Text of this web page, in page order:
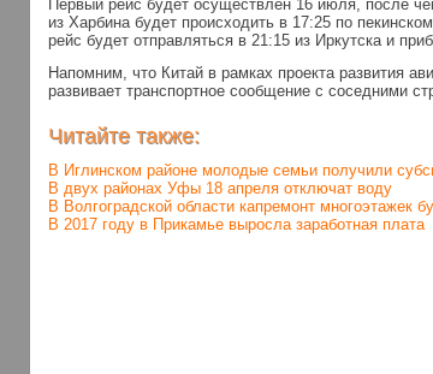
Первый рейс будет осуществлен 16 июля, после
из Харбина будет происходить в 17:25 по
рейс будет отправляться в 21:15 из Иркутска и
Напомним, что Китай в рамках проекта развития
развивает транспортное сообщение с соседними
Читайте также:
В Иглинском районе молодые семьи получили
В двух районах Уфы 18 апреля отключат воду
В Волгоградской области капремонт многоэтажек
В 2017 году в Прикамье выросла заработная плата